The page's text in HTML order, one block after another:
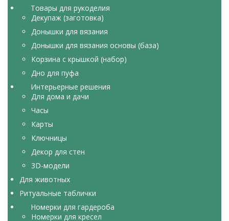
Товары для рукоделия
Декупаж (заготовка)
Донышки для вязания
Донышки для вязания основы (база)
Корзина с крышкой (набор)
Дно для пуфа
Интерьерные решения
Для дома и дачи
Часы
Карты
Ключницы
Декор для стен
3D-модели
Для животных
Ритуальные таблички
Номерки для гардероба
Номерки для кресел